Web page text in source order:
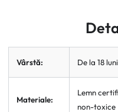
Vârstă: De la 18 luni
Materiale:
Lemn
non-toxice